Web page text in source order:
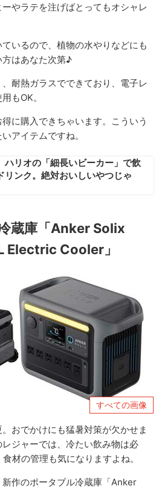
やラテを注げばとってもオシャレ
いるので、植物の水やりなどにも
はあなた次第♪
耐熱ガラスでできており、電子レ
もOK。
に購入できちゃいます。こういう
アイテムですね。
ハリオの「細長いビーカー」で飲
リンク。絶対おいしいやつじゃ
蔵庫「Anker Solix
Electric Cooler」
すべての画像
おでかけにも猛暑対策が欠かせま
ジャーでは、冷たい飲み物は必
材の管理も気になりますよね。
作のポータブル冷蔵庫「Anker